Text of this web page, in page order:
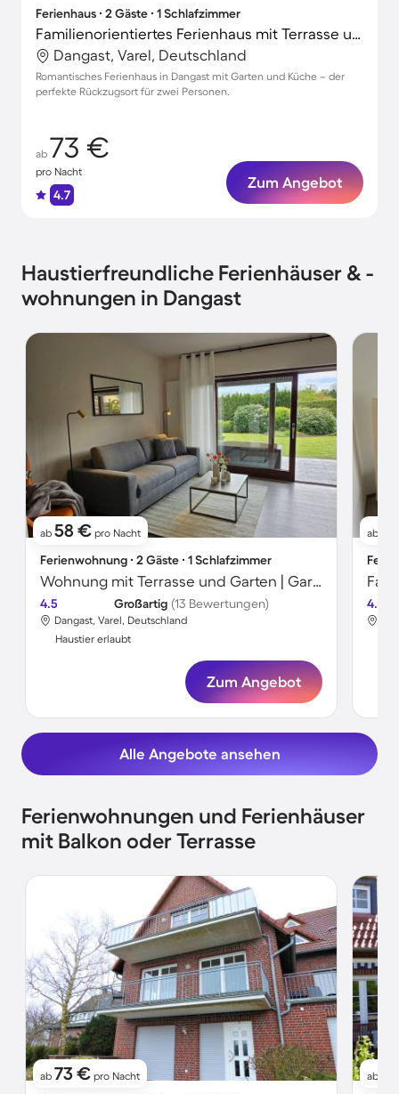
Ferienhaus ∙ 2 Gäste ∙ 1 Schlafzimmer
Familienorientiertes Ferienhaus mit Terrasse und Garten | Nah am Strand
Dangast, Varel, Deutschland
Romantisches Ferienhaus in Dangast mit Garten und Küche – der
perfekte Rückzugsort für zwei Personen.
ab 73 €
pro Nacht
4.7
Zum Angebot
Haustierfreundliche Ferienhäuser & -
wohnungen in Dangast
ab 58 € pro Nacht
Ferienwohnung ∙ 2 Gäste ∙ 1 Schlafzimmer
Wohnung mit Terrasse und Garten | Gartenblick
4.5 Großartig (13 Bewertungen)
Dangast, Varel, Deutschland
Haustier erlaubt
Zum Angebot
ab
4.3
Alle Angebote ansehen
Ferienwohnungen und Ferienhäuser
mit Balkon oder Terrasse
ab 73 € pro Nacht ab